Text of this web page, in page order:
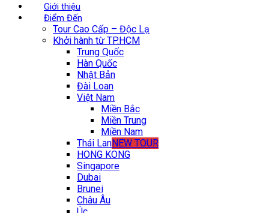
Giới thiệu
Điểm Đến
Tour Cao Cấp – Độc Lạ
Khởi hành từ TP.HCM
Trung Quốc
Hàn Quốc
Nhật Bản
Đài Loan
Việt Nam
Miền Bắc
Miền Trung
Miền Nam
Thái LanNEW TOUR
HONG KONG
Singapore
Dubai
Brunei
Châu Âu